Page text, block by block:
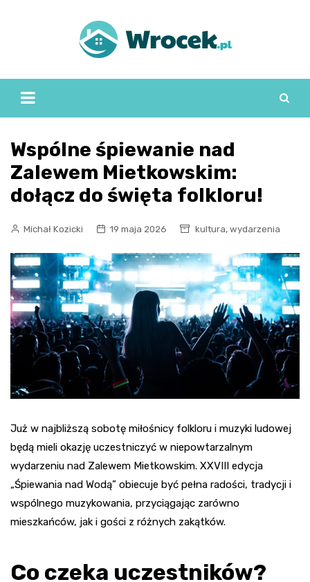
Wspólne śpiewanie nad
Zalewem Mietkowskim:
dołącz do święta folkloru!
Michał Kozicki 19 maja 2026 kultura, wydarzenia
Już w najbliższą sobotę miłośnicy folkloru i muzyki ludowej
będą mieli okazję uczestniczyć w niepowtarzalnym
wydarzeniu nad Zalewem Mietkowskim. XXVIII edycja
„Śpiewania nad Wodą” obiecuje być pełna radości, tradycji i
wspólnego muzykowania, przyciągając zarówno
mieszkańców, jak i gości z różnych zakątków.
Co czeka uczestników?